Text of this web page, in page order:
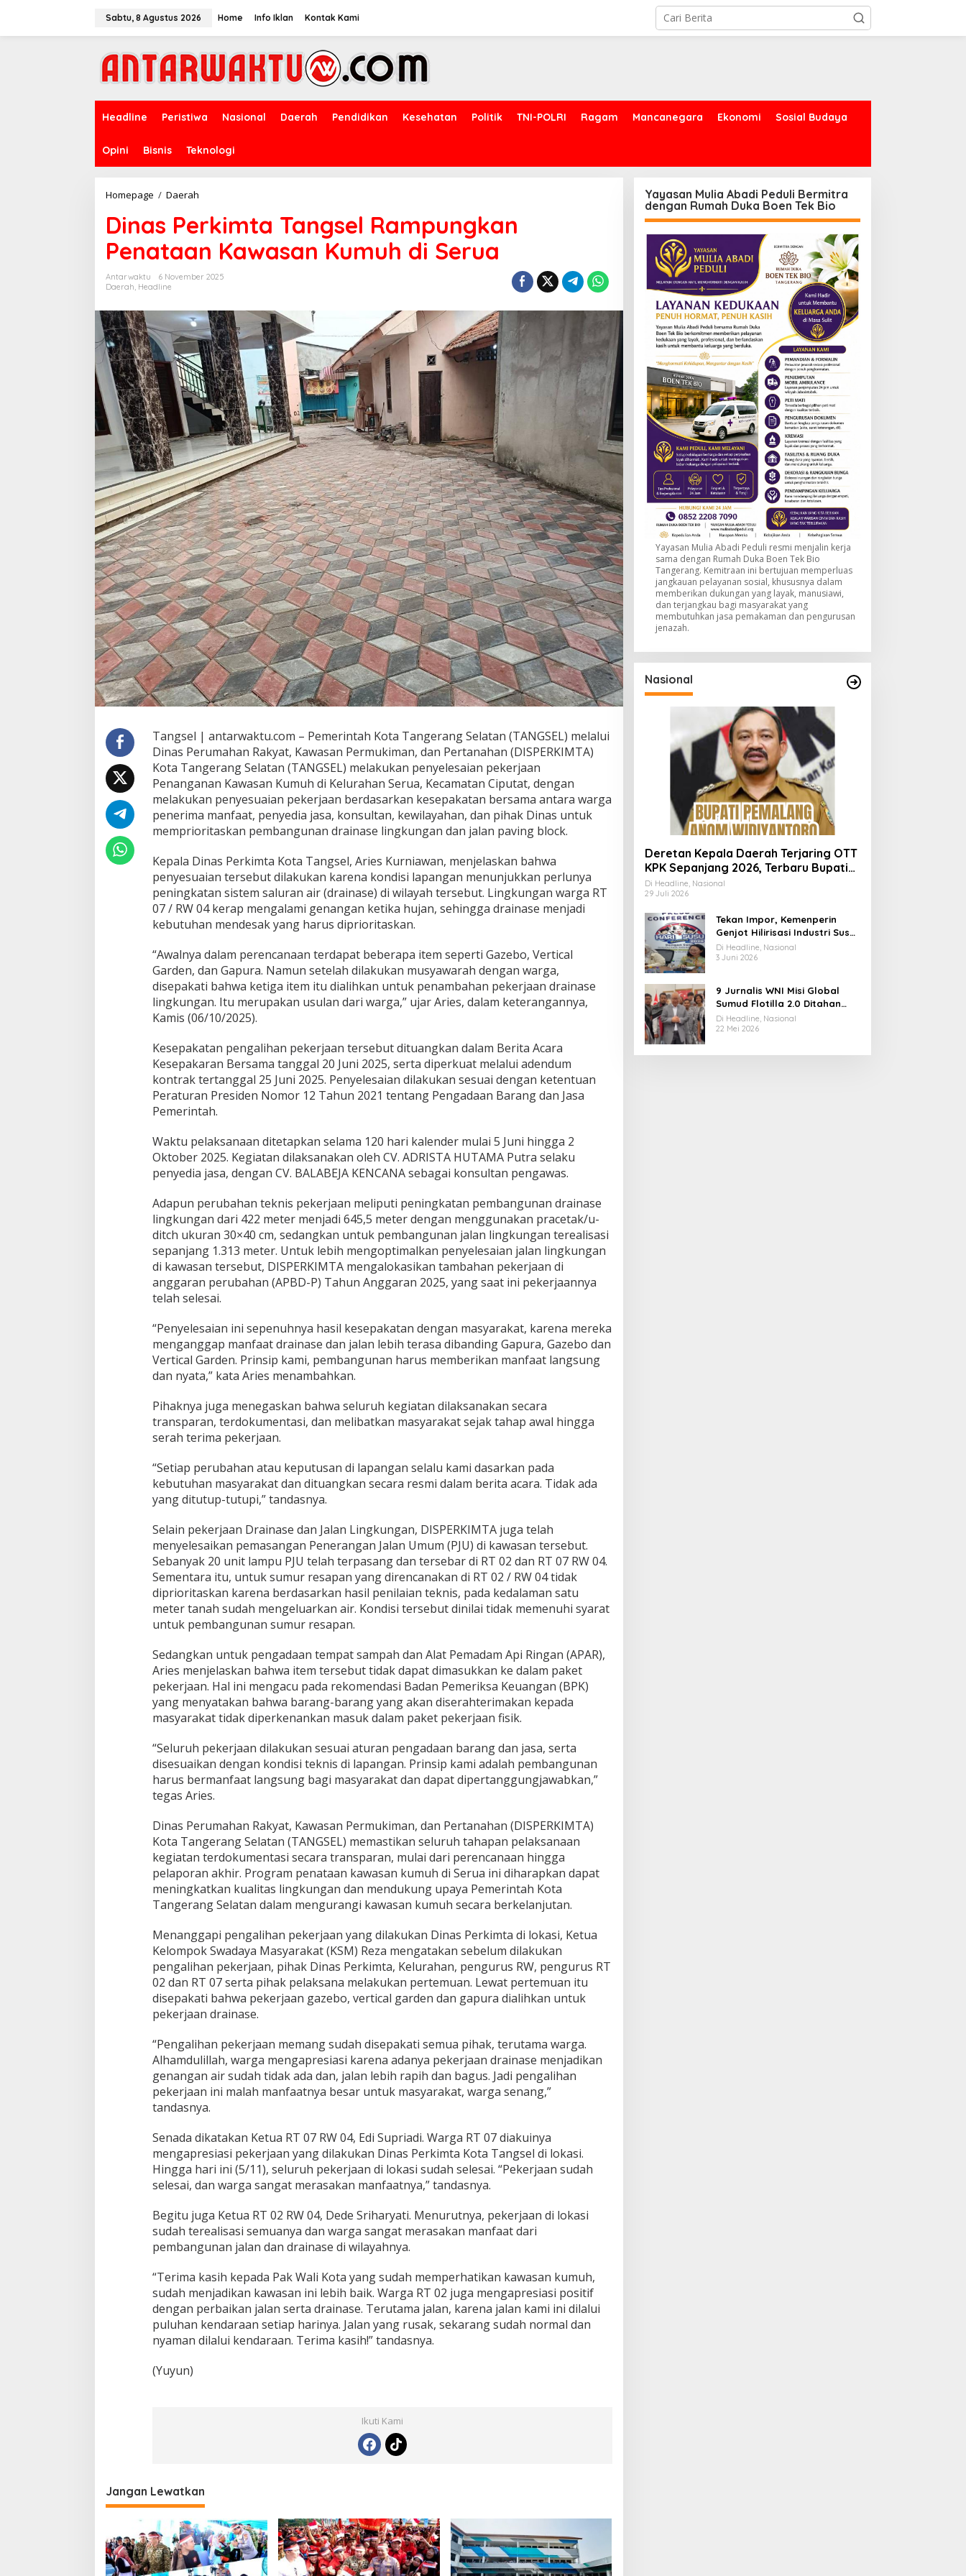
Sabtu, 8 Agustus 2026 Home Info Iklan Kontak Kami
Headline Peristiwa Nasional Daerah Pendidikan Kesehatan Politik TNI-POLRI Ragam Mancanegara Ekonomi Sosial Budaya
Opini Bisnis Teknologi
Homepage / Daerah
Tangsel
Rampungkan
Penataan
Kawasan
Kumuh
Dinas Perkimta Tangsel Rampungkan
Penataan Kawasan Kumuh di Serua
Antarwaktu
6 November 2025
Daerah, Headline
Tangsel | antarwaktu.com – Pemerintah Kota Tangerang Selatan (TANGSEL) melalui
Dinas Perumahan Rakyat, Kawasan Permukiman, dan Pertanahan (DISPERKIMTA)
Kota Tangerang Selatan (TANGSEL) melakukan penyelesaian pekerjaan
Penanganan Kawasan Kumuh di Kelurahan Serua, Kecamatan Ciputat, dengan
melakukan penyesuaian pekerjaan berdasarkan kesepakatan bersama antara warga
penerima manfaat, penyedia jasa, konsultan, kewilayahan, dan pihak Dinas untuk
memprioritaskan pembangunan drainase lingkungan dan jalan paving block.
Kepala Dinas Perkimta Kota Tangsel, Aries Kurniawan, menjelaskan bahwa
penyesuaian tersebut dilakukan karena kondisi lapangan menunjukkan perlunya
peningkatan sistem saluran air (drainase) di wilayah tersebut. Lingkungan warga RT
07 / RW 04 kerap mengalami genangan ketika hujan, sehingga drainase menjadi
kebutuhan mendesak yang harus diprioritaskan.
“Awalnya dalam perencanaan terdapat beberapa item seperti Gazebo, Vertical
Garden, dan Gapura. Namun setelah dilakukan musyawarah dengan warga,
disepakati bahwa ketiga item itu dialihkan untuk penambahan pekerjaan drainase
lingkungan. Itu merupakan usulan dari warga,” ujar Aries, dalam keterangannya,
Kamis (06/10/2025).
Kesepakatan pengalihan pekerjaan tersebut dituangkan dalam Berita Acara
Kesepakaran Bersama tanggal 20 Juni 2025, serta diperkuat melalui adendum
kontrak tertanggal 25 Juni 2025. Penyelesaian dilakukan sesuai dengan ketentuan
Peraturan Presiden Nomor 12 Tahun 2021 tentang Pengadaan Barang dan Jasa
Pemerintah.
Waktu pelaksanaan ditetapkan selama 120 hari kalender mulai 5 Juni hingga 2
Oktober 2025. Kegiatan dilaksanakan oleh CV. ADRISTA HUTAMA Putra selaku
penyedia jasa, dengan CV. BALABEJA KENCANA sebagai konsultan pengawas.
Adapun perubahan teknis pekerjaan meliputi peningkatan pembangunan drainase
lingkungan dari 422 meter menjadi 645,5 meter dengan menggunakan pracetak/u-
ditch ukuran 30×40 cm, sedangkan untuk pembangunan jalan lingkungan terealisasi
sepanjang 1.313 meter. Untuk lebih mengoptimalkan penyelesaian jalan lingkungan
di kawasan tersebut, DISPERKIMTA mengalokasikan tambahan pekerjaan di
anggaran perubahan (APBD-P) Tahun Anggaran 2025, yang saat ini pekerjaannya
telah selesai.
“Penyelesaian ini sepenuhnya hasil kesepakatan dengan masyarakat, karena mereka
menganggap manfaat drainase dan jalan lebih terasa dibanding Gapura, Gazebo dan
Vertical Garden. Prinsip kami, pembangunan harus memberikan manfaat langsung
dan nyata,” kata Aries menambahkan.
Pihaknya juga menegaskan bahwa seluruh kegiatan dilaksanakan secara
transparan, terdokumentasi, dan melibatkan masyarakat sejak tahap awal hingga
serah terima pekerjaan.
“Setiap perubahan atau keputusan di lapangan selalu kami dasarkan pada
kebutuhan masyarakat dan dituangkan secara resmi dalam berita acara. Tidak ada
yang ditutup-tutupi,” tandasnya.
Selain pekerjaan Drainase dan Jalan Lingkungan, DISPERKIMTA juga telah
menyelesaikan pemasangan Penerangan Jalan Umum (PJU) di kawasan tersebut.
Sebanyak 20 unit lampu PJU telah terpasang dan tersebar di RT 02 dan RT 07 RW 04.
Sementara itu, untuk sumur resapan yang direncanakan di RT 02 / RW 04 tidak
diprioritaskan karena berdasarkan hasil penilaian teknis, pada kedalaman satu
meter tanah sudah mengeluarkan air. Kondisi tersebut dinilai tidak memenuhi syarat
untuk pembangunan sumur resapan.
Sedangkan untuk pengadaan tempat sampah dan Alat Pemadam Api Ringan (APAR),
Aries menjelaskan bahwa item tersebut tidak dapat dimasukkan ke dalam paket
pekerjaan. Hal ini mengacu pada rekomendasi Badan Pemeriksa Keuangan (BPK)
yang menyatakan bahwa barang-barang yang akan diserahterimakan kepada
masyarakat tidak diperkenankan masuk dalam paket pekerjaan fisik.
“Seluruh pekerjaan dilakukan sesuai aturan pengadaan barang dan jasa, serta
disesuaikan dengan kondisi teknis di lapangan. Prinsip kami adalah pembangunan
harus bermanfaat langsung bagi masyarakat dan dapat dipertanggungjawabkan,”
tegas Aries.
Dinas Perumahan Rakyat, Kawasan Permukiman, dan Pertanahan (DISPERKIMTA)
Kota Tangerang Selatan (TANGSEL) memastikan seluruh tahapan pelaksanaan
kegiatan terdokumentasi secara transparan, mulai dari perencanaan hingga
pelaporan akhir. Program penataan kawasan kumuh di Serua ini diharapkan dapat
meningkatkan kualitas lingkungan dan mendukung upaya Pemerintah Kota
Tangerang Selatan dalam mengurangi kawasan kumuh secara berkelanjutan.
Menanggapi pengalihan pekerjaan yang dilakukan Dinas Perkimta di lokasi, Ketua
Kelompok Swadaya Masyarakat (KSM) Reza mengatakan sebelum dilakukan
pengalihan pekerjaan, pihak Dinas Perkimta, Kelurahan, pengurus RW, pengurus RT
02 dan RT 07 serta pihak pelaksana melakukan pertemuan. Lewat pertemuan itu
disepakati bahwa pekerjaan gazebo, vertical garden dan gapura dialihkan untuk
pekerjaan drainase.
“Pengalihan pekerjaan memang sudah disepakati semua pihak, terutama warga.
Alhamdulillah, warga mengapresiasi karena adanya pekerjaan drainase menjadikan
genangan air sudah tidak ada dan, jalan lebih rapih dan bagus. Jadi pengalihan
pekerjaan ini malah manfaatnya besar untuk masyarakat, warga senang,”
tandasnya.
Senada dikatakan Ketua RT 07 RW 04, Edi Supriadi. Warga RT 07 diakuinya
mengapresiasi pekerjaan yang dilakukan Dinas Perkimta Kota Tangsel di lokasi.
Hingga hari ini (5/11), seluruh pekerjaan di lokasi sudah selesai. “Pekerjaan sudah
selesai, dan warga sangat merasakan manfaatnya,” tandasnya.
Begitu juga Ketua RT 02 RW 04, Dede Sriharyati. Menurutnya, pekerjaan di lokasi
sudah terealisasi semuanya dan warga sangat merasakan manfaat dari
pembangunan jalan dan drainase di wilayahnya.
“Terima kasih kepada Pak Wali Kota yang sudah memperhatikan kawasan kumuh,
sudah menjadikan kawasan ini lebih baik. Warga RT 02 juga mengapresiasi positif
dengan perbaikan jalan serta drainase. Terutama jalan, karena jalan kami ini dilalui
puluhan kendaraan setiap harinya. Jalan yang rusak, sekarang sudah normal dan
nyaman dilalui kendaraan. Terima kasih!” tandasnya.
(Yuyun)
Ikuti Kami
Jangan Lewatkan
Yayasan Mulia Abadi Peduli Bermitra
dengan Rumah Duka Boen Tek Bio
Yayasan Mulia Abadi Peduli resmi menjalin kerja
sama dengan Rumah Duka Boen Tek Bio
Tangerang. Kemitraan ini bertujuan memperluas
jangkauan pelayanan sosial, khususnya dalam
memberikan dukungan yang layak, manusiawi,
dan terjangkau bagi masyarakat yang
membutuhkan jasa pemakaman dan pengurusan
jenazah.
Nasional
Deretan Kepala Daerah Terjaring OTT
KPK Sepanjang 2026, Terbaru Bupati
Pemalang Anom Widiyantoro
Di Headline, Nasional
29 Juli 2026
Tekan Impor, Kemenperin
Genjot Hilirisasi Industri Susu
Lewat Momen Hari Susu
Nusantara 2026
Di Headline, Nasional
3 Juni 2026
9 Jurnalis WNI Misi Global
Sumud Flotilla 2.0 Ditahan
Militer Israel, Kini Dibebaskan
dan Dievakuasi ke Istanbul
Di Headline, Nasional
22 Mei 2026